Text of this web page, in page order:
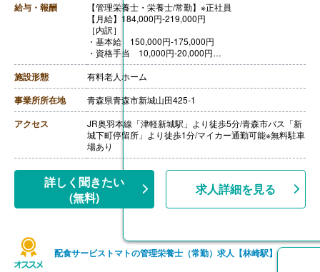
給与・報酬
【管理栄養士・栄養士/常勤】※正社員
【月給】184,000円-219,000円
［内訳］
・基本給 150,000円-175,000円
・資格手当 10,000円-20,000円
・調整手当 21,000円
・職務手当 3,000円
【賞与】年2回（計1.30ヶ月分）※前年度実績
【通勤手当】あり
【昇給】あり（1月あたり1,000円-3,000円）※前年度実
績
【退職金】あり
施設形態 有料老人ホーム
事業所所在地 青森県青森市新城山田425-1
アクセス
JR奥羽本線「津軽新城駅」より徒歩5分/青森市バス「新
城下町停留所」より徒歩1分/マイカー通勤可能※無料駐車
場あり
詳しく聞きたい
(無料)
求人詳細を見る
配食サービストマトの管理栄養士（常勤）求人【林崎駅】